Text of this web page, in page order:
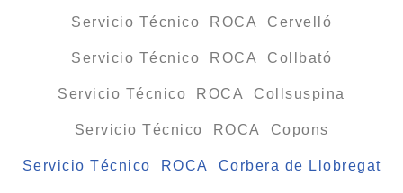
Servicio Técnico ROCA Cervelló
Servicio Técnico ROCA Collbató
Servicio Técnico ROCA Collsuspina
Servicio Técnico ROCA Copons
Servicio Técnico ROCA Corbera de Llobregat